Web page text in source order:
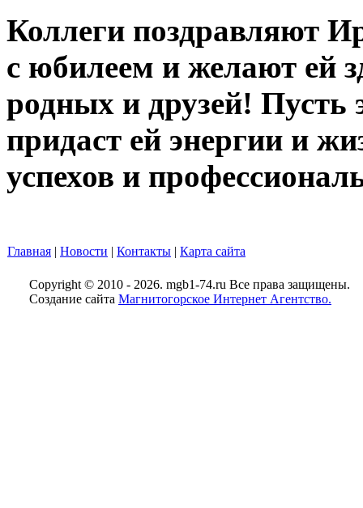
Коллеги поздравляют
с юбилеем и желают ей
родных и друзей! Пусть
придаст ей энергии и
успехов и
Главная | Новости | Контакты | Карта сайта
Copyright © 2010 - 2026. mgb1-74.ru Все права защищены.
Создание сайта Магнитогорское Интернет Агентство.